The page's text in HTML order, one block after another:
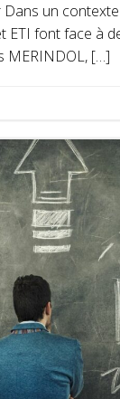
Dans un
ETI font face à
MERINDOL, […]